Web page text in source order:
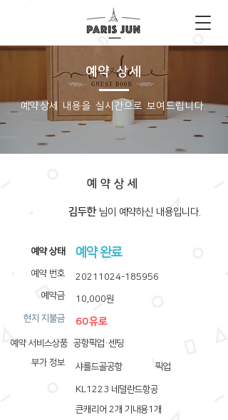
예약 상세
​예약상세 내용을 실시간으로 보여드립니다.
예약상세
김두한 ​님이 예약하신 내용입니다.
​예약 상태
예약 번호
예약금
​현지 지불금
부가 정보
예약 서비스상품
예약 완료
20211024-185956
10,000원
60유로
공항픽업·센딩
샤를드골공항 픽업
KL1223 네덜란드항공
큰캐리어 2개 기내용1개